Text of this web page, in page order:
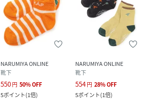
NARUMIYA ONLINE
靴下
550円 50%OFF
5ポイント(1倍)
NARUMIYA ONLINE
靴下
554円 28%OFF
5ポイント(1倍)